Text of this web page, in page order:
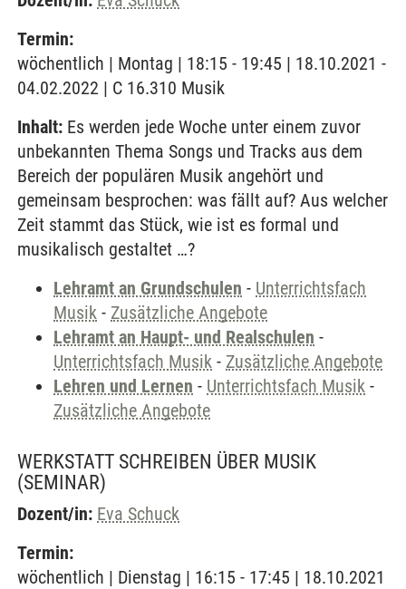
Termin:
wöchentlich | Montag | 18:15 - 19:45 | 18.10.2021 -
04.02.2022 | C 16.310 Musik
Inhalt: Es werden jede Woche unter einem zuvor
unbekannten Thema Songs und Tracks aus dem
Bereich der populären Musik angehört und
gemeinsam besprochen: was fällt auf? Aus welcher
Zeit stammt das Stück, wie ist es formal und
musikalisch gestaltet …?
Lehramt an Grundschulen - Unterrichtsfach
Musik - Zusätzliche Angebote
Lehramt an Haupt- und Realschulen -
Unterrichtsfach Musik - Zusätzliche Angebote
Lehren und Lernen - Unterrichtsfach Musik -
Zusätzliche Angebote
WERKSTATT SCHREIBEN ÜBER MUSIK
(SEMINAR)
Dozent/in: Eva Schuck
Termin:
wöchentlich | Dienstag | 16:15 - 17:45 | 18.10.2021